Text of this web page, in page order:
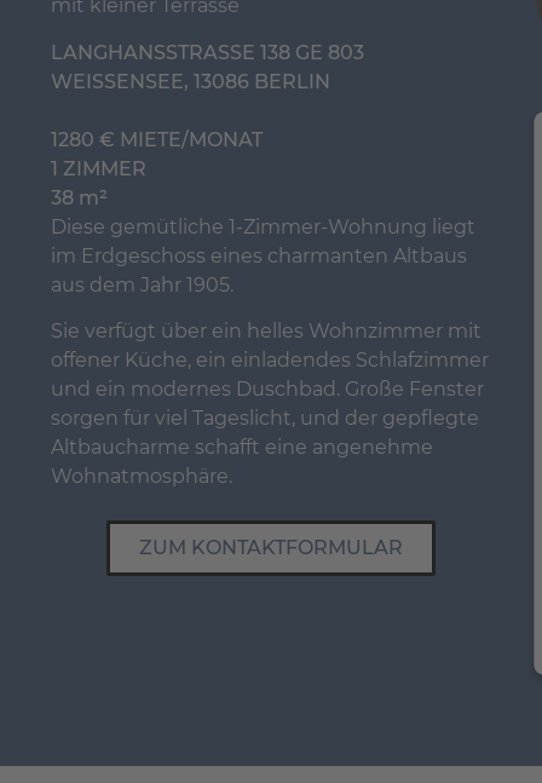
mit kleiner Terrasse
LANGHANSSTRASSE 138 GE 803
WEISSENSEE, 13086 BERLIN
1280 € MIETE/MONAT
1 ZIMMER
38 m²
Diese gemütliche 1-Zimmer-Wohnung liegt
im Erdgeschoss eines charmanten Altbaus
aus dem Jahr 1905.
Sie verfügt über ein helles Wohnzimmer mit
offener Küche, ein einladendes Schlafzimmer
und ein modernes Duschbad. Große Fenster
sorgen für viel Tageslicht, und der gepflegte
Altbaucharme schafft eine angenehme
Wohnatmosphäre.
ZUM KONTAKTFORMULAR